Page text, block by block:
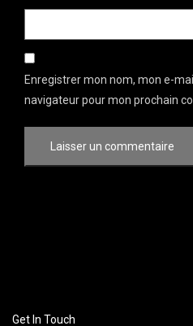
Enregistrer mon nom, mon e-
navigateur pour mon prochain
Get In Touch